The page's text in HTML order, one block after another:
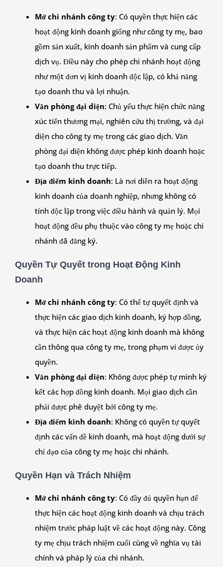
Mở chi nhánh công ty: Có quyền thực hiện các
hoạt động kinh doanh giống như công ty mẹ, bao
gồm sản xuất, kinh doanh sản phẩm và cung cấp
dịch vụ. Điều này cho phép chi nhánh hoạt động
như một đơn vị kinh doanh độc lập, có khả năng
tạo doanh thu và lợi nhuận.
Văn phòng đại diện: Chủ yếu thực hiện chức năng
xúc tiến thương mại, nghiên cứu thị trường, và đại
diện cho công ty mẹ trong các giao dịch. Văn
phòng đại diện không được phép kinh doanh hoặc
tạo doanh thu trực tiếp.
Địa điểm kinh doanh: Là nơi diễn ra hoạt động
kinh doanh của doanh nghiệp, nhưng không có
tính độc lập trong việc điều hành và quản lý. Mọi
hoạt động đều phụ thuộc vào công ty mẹ hoặc chi
nhánh đã đăng ký.
Quyền Tự Quyết trong Hoạt Động Kinh
Doanh
Mở chi nhánh công ty: Có thể tự quyết định và
thực hiện các giao dịch kinh doanh, ký hợp đồng,
và thực hiện các hoạt động kinh doanh mà không
cần thông qua công ty mẹ, trong phạm vi được ủy
quyền.
Văn phòng đại diện: Không được phép tự mình ký
kết các hợp đồng kinh doanh. Mọi giao dịch cần
phải được phê duyệt bởi công ty mẹ.
Địa điểm kinh doanh: Không có quyền tự quyết
định các vấn đề kinh doanh, mà hoạt động dưới sự
chỉ đạo của công ty mẹ hoặc chi nhánh.
Quyền Hạn và Trách Nhiệm
Mở chi nhánh công ty: Có đầy đủ quyền hạn để
thực hiện các hoạt động kinh doanh và chịu trách
nhiệm trước pháp luật về các hoạt động này. Công
ty mẹ chịu trách nhiệm cuối cùng về nghĩa vụ tài
chính và pháp lý của chi nhánh.